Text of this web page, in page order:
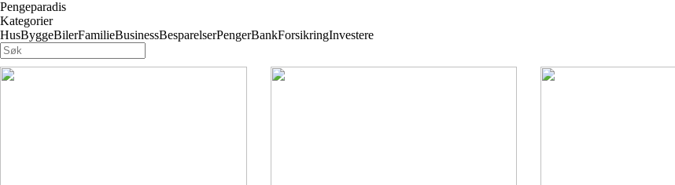
Pengeparadis
Kategorier
HusByggeBilerFamilieBusinessBesparelserPengerBankForsikringInvestere